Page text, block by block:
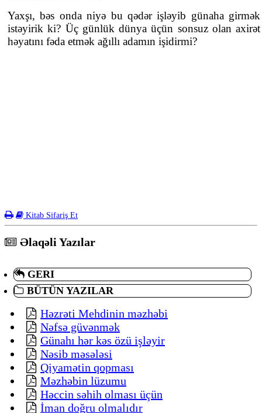
Yaxşı, bəs onda niyə bu qədər işləyib günaha girmək
istəyirik ki? Üç günlük dünya üçün sonsuz olan axirət
həyatını fəda etmək ağıllı adamın işidirmi?
Kitab Sifariş Et
Əlaqəli Yazılar
GERI
BÜTÜN YAZILAR
Həzrəti Mehdinin məzhəbi
Nəfsə güvənmək
Günahı hər kəs özü işləyir
Nəsib məsələsi
Qiyamətin qopması
Məzhəbin lüzumu
Həccin səhih olması üçün
İman doğru olmalıdır